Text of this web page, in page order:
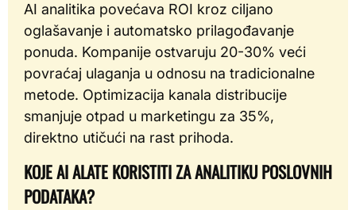
AI analitika povećava ROI kroz ciljano
oglašavanje i automatsko prilagođavanje
ponuda. Kompanije ostvaruju 20-30% veći
povraćaj ulaganja u odnosu na tradicionalne
metode. Optimizacija kanala distribucije
smanjuje otpad u marketingu za 35%,
direktno utičući na rast prihoda.
KOJE AI ALATE KORISTITI ZA ANALITIKU POSLOVNIH
PODATAKA?